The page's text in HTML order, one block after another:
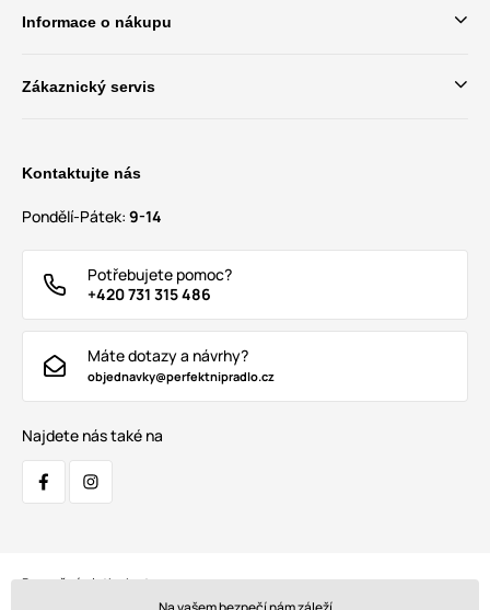
Informace o nákupu
Zákaznický servis
Kontaktujte nás
Pondělí-Pátek: 9-14
Potřebujete pomoc?
+420 731 315 486
Máte dotazy a návrhy?
objednavky@perfektnipradlo.cz
Najdete nás také na
Bezpečná platba kartou: